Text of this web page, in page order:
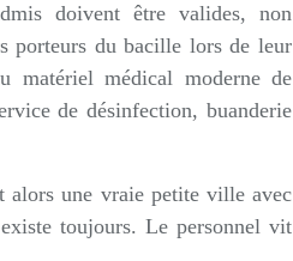
doivent être valides, non
porteurs du bacille lors de leur
matériel médical moderne de
de désinfection, buanderie
alors une vraie petite ville avec
toujours. Le personnel vit